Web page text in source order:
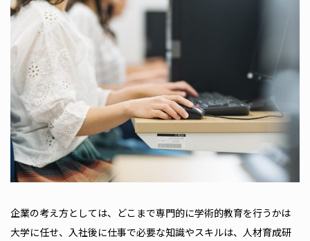
企業の考え方としては、どこまで専門的に学術的教育を行うかは
大学に任せ、入社後に仕事で必要な知識やスキルは、人材育成研